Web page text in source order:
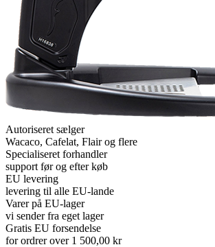
Autoriseret sælger
Wacaco, Cafelat, Flair og flere
Specialiseret forhandler
support før og efter køb
EU levering
levering til alle EU-lande
Varer på EU-lager
vi sender fra eget lager
Gratis EU forsendelse
for ordrer over 1 500,00 kr